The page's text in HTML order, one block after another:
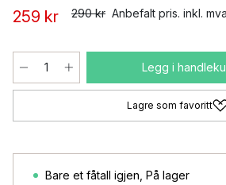
259 kr 290 kr Anbefalt pris. inkl. mva
Legg i
Lagre som favoritt
Bare et fåtall igjen På lager